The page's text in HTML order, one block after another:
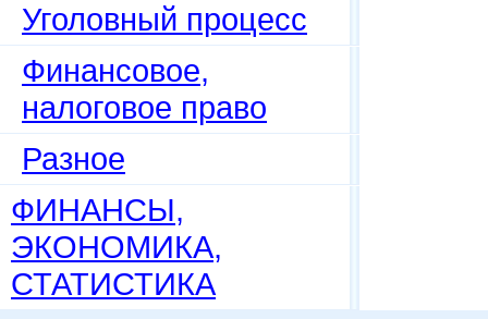
Уголовный процесс
Финансовое,
налоговое право
Разное
ФИНАНСЫ,
ЭКОНОМИКА,
СТАТИСТИКА